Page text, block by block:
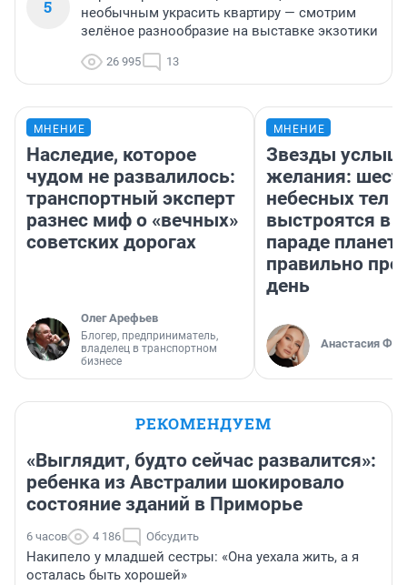
5
необычным украсить квартиру — смотрим
зелёное разнообразие на выставке экзотики
26 995 13
МНЕНИЕ
Наследие, которое
чудом не развалилось:
транспортный эксперт
разнес миф о «вечных»
советских дорогах
Олег Арефьев
Блогер, предприниматель,
владелец в транспортном
бизнесе
МНЕНИЕ
Звезды
желания:
небесных тел
выстроятся в
параде планет
правильно
день
Анастасия
РЕКОМЕНДУЕМ
«Выглядит, будто сейчас развалится»:
ребенка из Австралии шокировало
состояние зданий в Приморье
6 часов 4 186 Обсудить
Накипело у младшей сестры: «Она уехала жить, а я
осталась быть хорошей»